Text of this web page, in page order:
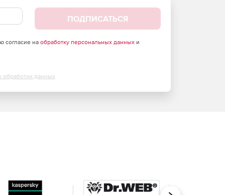
ПОДПИСАТЬСЯ
согласие на обработку персональных данныхи
обработки данных